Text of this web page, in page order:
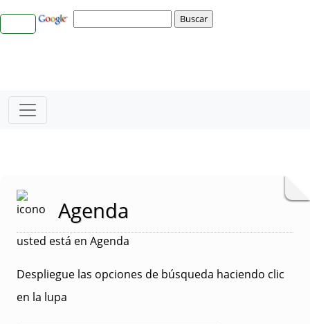
Agenda
usted está en Agenda
Despliegue las opciones de búsqueda haciendo clic
en la lupa